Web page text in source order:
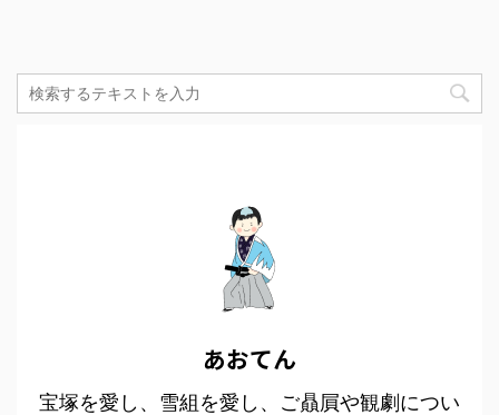
あおてん
宝塚を愛し、雪組を愛し、ご贔屓や観劇につい